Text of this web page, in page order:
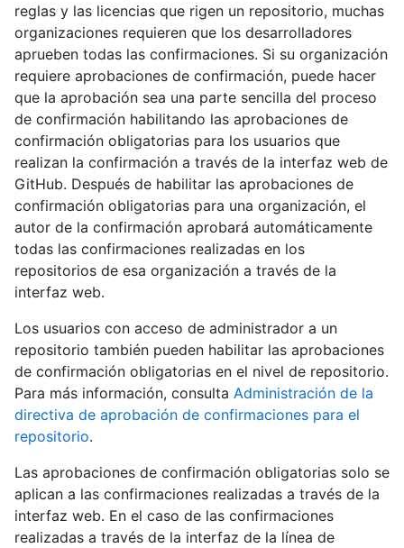
reglas y las licencias que rigen un repositorio, muchas
organizaciones requieren que los desarrolladores
aprueben todas las confirmaciones. Si su organización
requiere aprobaciones de confirmación, puede hacer
que la aprobación sea una parte sencilla del proceso
de confirmación habilitando las aprobaciones de
confirmación obligatorias para los usuarios que
realizan la confirmación a través de la interfaz web de
GitHub. Después de habilitar las aprobaciones de
confirmación obligatorias para una organización, el
autor de la confirmación aprobará automáticamente
todas las confirmaciones realizadas en los
repositorios de esa organización a través de la
interfaz web.
Los usuarios con acceso de administrador a un
repositorio también pueden habilitar las aprobaciones
de confirmación obligatorias en el nivel de repositorio.
Para más información, consulta Administración de la
directiva de aprobación de confirmaciones para el
repositorio.
Las aprobaciones de confirmación obligatorias solo se
aplican a las confirmaciones realizadas a través de la
interfaz web. En el caso de las confirmaciones
realizadas a través de la interfaz de la línea de